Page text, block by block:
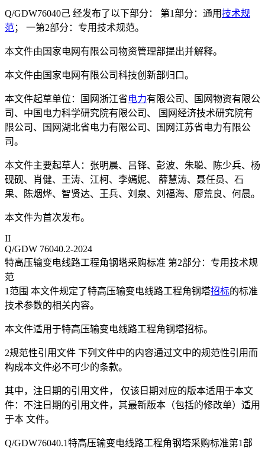
Q/GDW76040己 经发布了以下部分： 第1部分：通用技术规
范； 一第2部分：专用技术规范。
本文件由国家电网有限公司物资管理部提出并解释。
本文件由国家电网有限公司科技创新部归口。
本文件起草单位：国网浙江省电力有限公司、国网物资有限公
司、中国电力科学研究院有限公司、 国网经济技术研究院有
限公司、国网湖北省电力有限公司、国网江苏省电力有限公
司。
本文件主要起草人：张明晨、吕铎、彭波、朱聪、陈少兵、杨
砚砚、肖健、王涛、江柯、李嫣妮、 薛慧涛、聂任员、石
果、陈烟烨、智贤达、王兵、刘泉、刘福海、廖荒良、何晨。
本文件为首次发布。
II
Q/GDW 76040.2-2024
特高压输变电线路工程角钢塔采购标准 第2部分：专用技术规
范
1范围 本文件规定了特高压输变电线路工程角钢塔招标的标准
技术参数的相关内容。
本文件适用于特高压输变电线路工程角钢塔招标。
2规范性引用文件 下列文件中的内容通过文中的规范性引用而
构成本文件必不可少的条款。
其中，注日期的引用文件， 仅该日期对应的版本适用于本文
件：不注日期的引用文件，其最新版本（包括的修改单）适用
于本 文件。
Q/GDW76040.1特高压输变电线路工程角钢塔采购标准第1部